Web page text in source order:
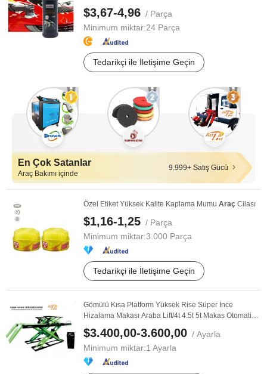
$3,67-4,96 / Parça
Minimum miktar:24 Parça
Tedarikçi ile İletişime Geçin
En Çok Satanlar
Araç Bakımı içinde
9.999+ Satış Gücü
Özel Etiket Yüksek Kalite Kaplama Mumu Araç Cilası
$1,16-1,25 / Parça
Minimum miktar:3.000 Parça
Tedarikçi ile İletişime Geçin
Gömülü Kısa Platform Yüksek Rise Süper İnce
Hizalama Makası Araba Lift/4t 4.5t 5t Makas Otomatik
...
$3.400,00-3.600,00 / Ayarla
Minimum miktar:1 Ayarla